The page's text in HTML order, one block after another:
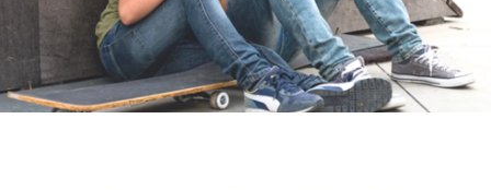
Aanmelden